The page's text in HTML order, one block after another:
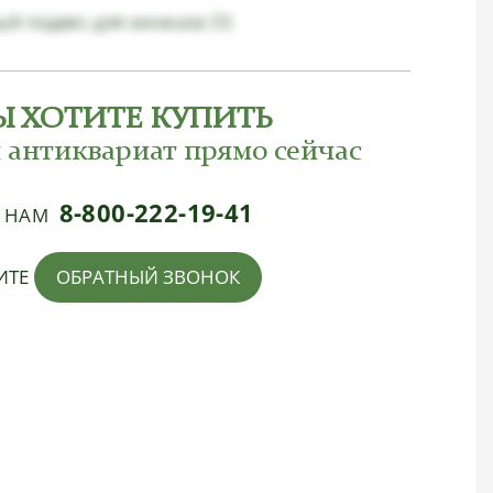
подвес для кинжала SS
ХОТИТЕ КУПИТЬ
прямо сейчас
НАМ 8-800-222-19-41
ОБРАТНЫЙ ЗВОНОК